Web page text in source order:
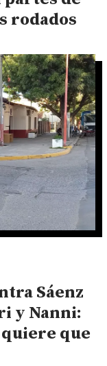
rodados
Sáenz
y Nanni:
quiere que